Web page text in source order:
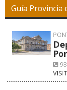
Guía Provincia